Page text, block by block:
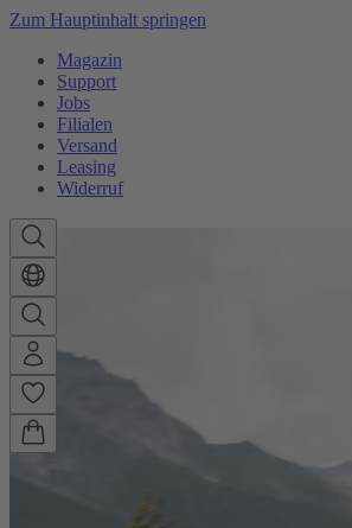
Zum Hauptinhalt springen
Magazin
Support
Jobs
Filialen
Versand
Leasing
Widerruf